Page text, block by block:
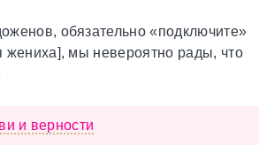
обязательно «подключите»
жениха], мы невероятно рады, что
и верности